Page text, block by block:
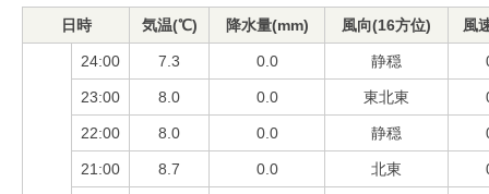
日時 気温(℃) 降水量(mm) 風向(16方位) 風
24:00 7.3 0.0 静穏
23:00 8.0 0.0 東北東
22:00 8.0 0.0 静穏
21:00 8.7 0.0 北東